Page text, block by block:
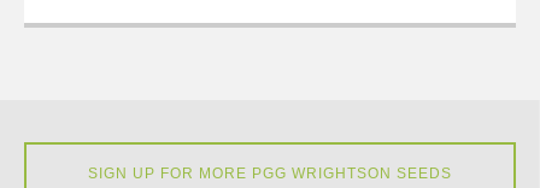
SIGN UP FOR MORE PGG WRIGHTSON SEEDS